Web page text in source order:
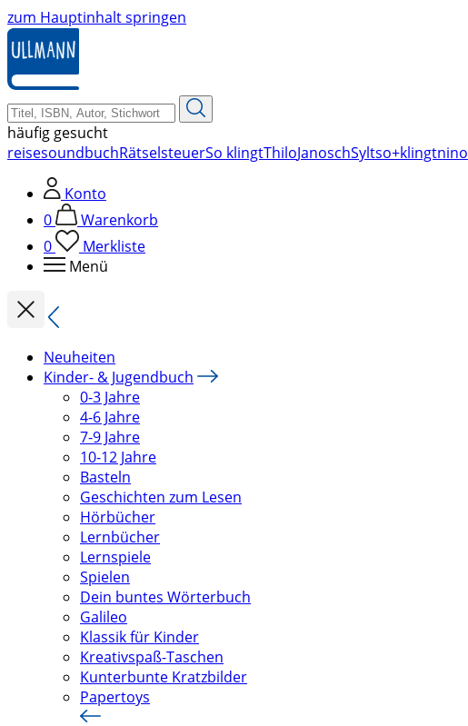
zum Hauptinhalt springen
häufig gesucht
reisesoundbuchRätselsteuerSo klingtThiloJanoschSyltso+klingtnino
Konto
0
Warenkorb
0
Merkliste
Menü
Neuheiten
Kinder- & Jugendbuch
0-3 Jahre
4-6 Jahre
7-9 Jahre
10-12 Jahre
Basteln
Geschichten zum Lesen
Hörbücher
Lernbücher
Lernspiele
Spielen
Dein buntes Wörterbuch
Galileo
Klassik für Kinder
Kreativspaß-Taschen
Kunterbunte Kratzbilder
Papertoys